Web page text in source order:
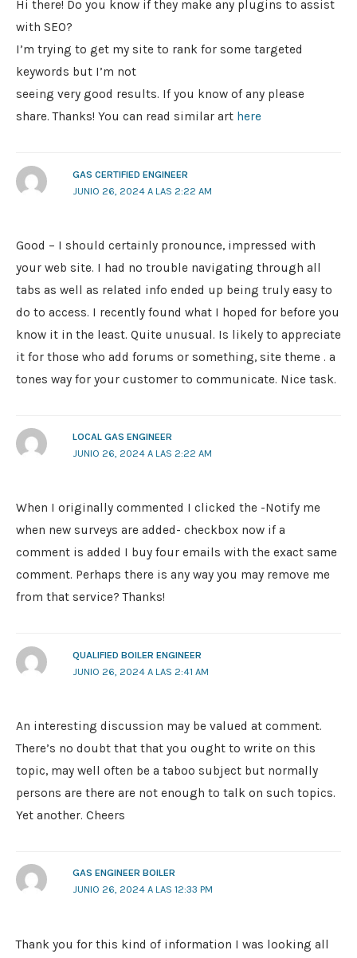
Hi there! Do you know if they make any plugins to assist
with SEO?
I’m trying to get my site to rank for some targeted
keywords but I’m not
seeing very good results. If you know of any please
share. Thanks! You can read similar art here
GAS CERTIFIED ENGINEER
JUNIO 26, 2024 A LAS 2:22 AM
Good – I should certainly pronounce, impressed with
your web site. I had no trouble navigating through all
tabs as well as related info ended up being truly easy to
do to access. I recently found what I hoped for before you
know it in the least. Quite unusual. Is likely to appreciate
it for those who add forums or something, site theme . a
tones way for your customer to communicate. Nice task.
LOCAL GAS ENGINEER
JUNIO 26, 2024 A LAS 2:22 AM
When I originally commented I clicked the -Notify me
when new surveys are added- checkbox now if a
comment is added I buy four emails with the exact same
comment. Perhaps there is any way you may remove me
from that service? Thanks!
QUALIFIED BOILER ENGINEER
JUNIO 26, 2024 A LAS 2:41 AM
An interesting discussion may be valued at comment.
There’s no doubt that that you ought to write on this
topic, may well often be a taboo subject but normally
persons are there are not enough to talk on such topics.
Yet another. Cheers
GAS ENGINEER BOILER
JUNIO 26, 2024 A LAS 12:33 PM
Thank you for this kind of information I was looking all